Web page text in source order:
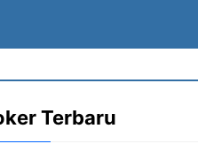
Terbaru